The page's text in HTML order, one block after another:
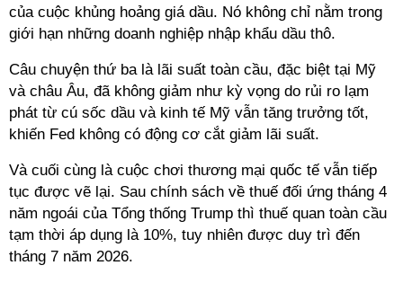
của cuộc khủng hoảng giá dầu. Nó không chỉ nằm trong
giới hạn những doanh nghiệp nhập khẩu dầu thô.
Câu chuyện thứ ba là lãi suất toàn cầu, đặc biệt tại Mỹ
và châu Âu, đã không giảm như kỳ vọng do rủi ro lạm
phát từ cú sốc dầu và kinh tế Mỹ vẫn tăng trưởng tốt,
khiến Fed không có động cơ cắt giảm lãi suất.
Và cuối cùng là cuộc chơi thương mại quốc tế vẫn tiếp
tục được vẽ lại. Sau chính sách về thuế đối ứng tháng 4
năm ngoái của Tổng thống Trump thì thuế quan toàn cầu
tạm thời áp dụng là 10%, tuy nhiên được duy trì đến
tháng 7 năm 2026.